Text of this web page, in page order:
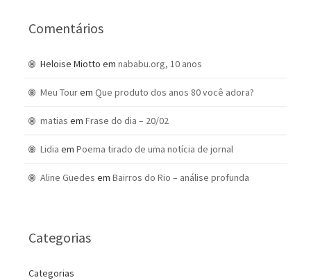
Comentários
Heloise Miotto em nababu.org, 10 anos
Meu Tourem Que produto dos anos 80 você adora?
matias em Frase do dia – 20/02
Lidia em Poema tirado de uma notícia de jornal
Aline Guedes em Bairros do Rio – análise profunda
Categorias
Categorias